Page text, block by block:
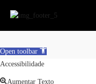
Open toolbar
Accessibilidade
Aumentar Texto